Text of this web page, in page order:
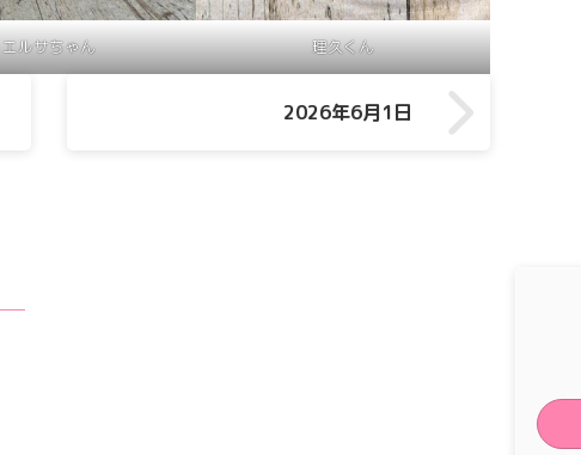
エルサちゃん 理久くん
2026年6月1日